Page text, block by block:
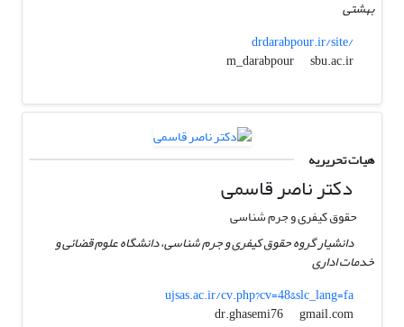
بهشتی
drdarabpour.ir/site/
m_darabpour
sbu.ac.ir
هیات تحریریه
دکتر ناصر قاسمی
حقوق کیفری و جرم شناسی
دانشیار گروه حقوق کیفری و جرم شناسی، دانشگاه علوم قضائی و
خدمات اداری
ujsas.ac.ir/cv.php?cv=48&slc_lang=fa
dr.ghasemi76
gmail.com